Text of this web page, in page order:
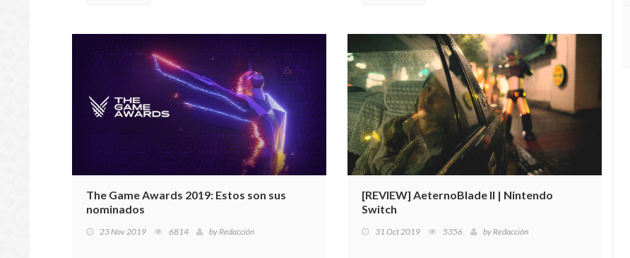
The Game Awards 2019: Estos son sus
nominados
23 Nov 2019 6814 byRedacción
[REVIEW] AeternoBlade II | Nintendo
Switch
31 Oct 2019 5356 byRedacción